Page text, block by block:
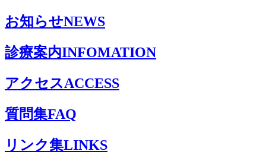
お知らせNEWS
診療案内INFOMATION
アクセスACCESS
質問集FAQ
リンク集LINKS